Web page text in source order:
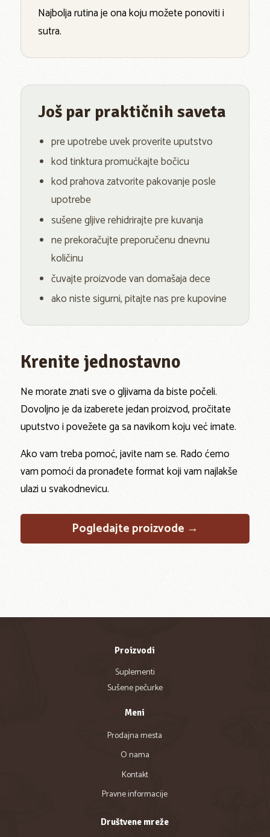
Najbolja rutina je ona koju možete ponoviti i
sutra.
Još par praktičnih saveta
pre upotrebe uvek proverite uputstvo
kod tinktura promućkajte bočicu
kod prahova zatvorite pakovanje posle
upotrebe
sušene gljive rehidrirajte pre kuvanja
ne prekoračujte preporučenu dnevnu
količinu
čuvajte proizvode van domašaja dece
ako niste sigurni, pitajte nas pre kupovine
Krenite jednostavno
Ne morate znati sve o gljivama da biste počeli.
Dovoljno je da izaberete jedan proizvod, pročitate
uputstvo i povežete ga sa navikom koju već imate.
Ako vam treba pomoć, javite nam se. Rado ćemo
vam pomoći da pronađete format koji vam najlakše
ulazi u svakodnevicu.
Pogledajte proizvode →
Proizvodi
Suplementi
Sušene pečurke
Meni
Prodajna mesta
O nama
Kontakt
Pravne informacije
Društvene mreže